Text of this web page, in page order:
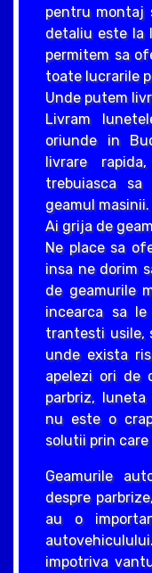
pentru montaj
detaliu este la
permitem sa
toate lucrarile
Unde putem
Livram
oriunde in
livrare
trebuiasca
geamul masinii.
Ai grija de
Ne place sa
insa ne dorim
de geamurile
incearca sa
trantesti usile,
unde exista
apelezi ori de
parbriz, luneta
nu este o
solutii prin care
Geamurile
despre
au o
impotriva